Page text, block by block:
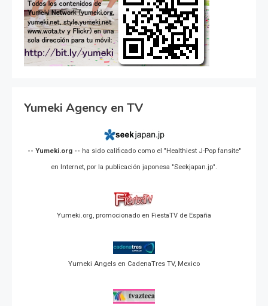
Yumeki Agency en TV
-- Yumeki.org -- ha sido calificado como el "Healthiest J-Pop fansite"
en Internet, por la publicación japonesa "Seekjapan.jp".
Yumeki.org, promocionado en FiestaTV de España
Yumeki Angels en CadenaTres TV, Mexico